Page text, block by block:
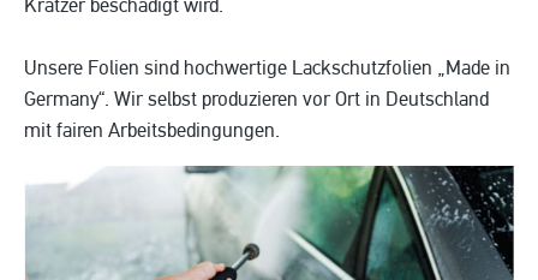
Kratzer beschädigt wird.
Unsere Folien sind hochwertige Lackschutzfolien „Made in
Germany“. Wir selbst produzieren vor Ort in Deutschland
mit fairen Arbeitsbedingungen.